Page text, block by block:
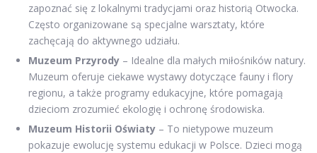
zapoznać się z lokalnymi tradycjami oraz historią Otwocka.
Często organizowane są specjalne warsztaty, które
zachęcają do aktywnego udziału.
Muzeum Przyrody – Idealne dla małych miłośników natury.
Muzeum oferuje ciekawe wystawy dotyczące fauny i flory
regionu, a także programy edukacyjne, które pomagają
dzieciom zrozumieć ekologię i ochronę środowiska.
Muzeum Historii Oświaty – To nietypowe muzeum
pokazuje ewolucję systemu edukacji w Polsce. Dzieci mogą